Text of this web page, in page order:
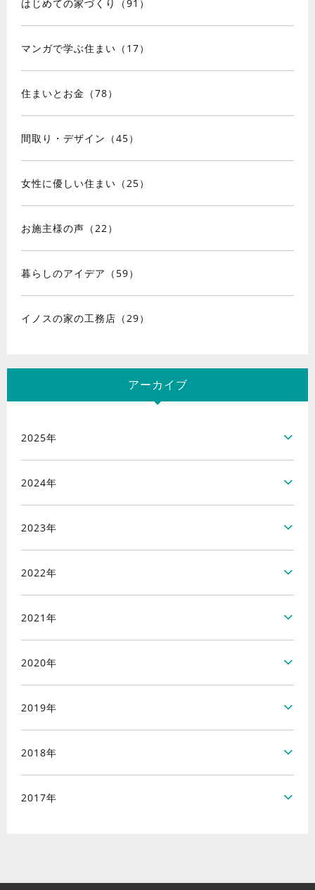
はじめての家づくり（91）
マンガで学ぶ住まい（17）
住まいとお金（78）
間取り・デザイン（45）
女性に優しい住まい（25）
お施主様の声（22）
暮らしのアイデア（59）
イノスの家の工務店（29）
アーカイブ
2025年
2024年
2023年
2022年
2021年
2020年
2019年
2018年
2017年